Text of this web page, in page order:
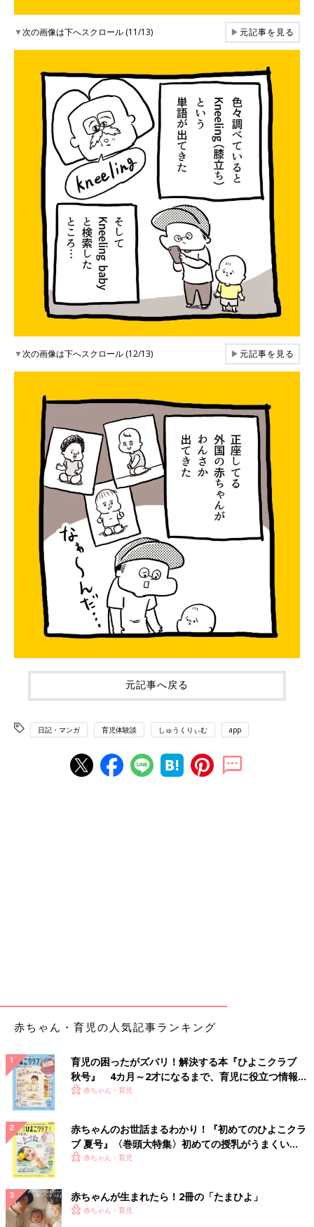
▼次の画像は下へスクロール (11/13) ▶元記事を見る
▼次の画像は下へスクロール (12/13) ▶元記事を見る
元記事へ戻る
日記・マンガ 育児体験談 しゅうくりぃむ app
赤ちゃん・育児の人気記事ランキング
育児の困ったがズバリ！解決する本『ひよこクラブ
秋号』 4カ月～2才になるまで、育児に役立つ情報が
いっぱい！
赤ちゃん・育児
赤ちゃんのお世話まるわかり！『初めてのひよこクラ
ブ 夏号』〈巻頭大特集〉初めての授乳がうまくい
く！ おっぱい・ミルクの基本と夏のトラブル 解決テ
赤ちゃん・育児
赤ちゃんが生まれたら！2冊の「たまひよ」
赤ちゃん・育児